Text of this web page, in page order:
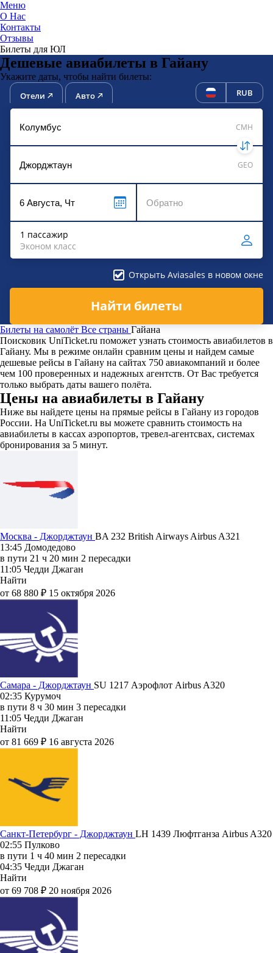
Меню
О Нас
Контакты
Отзывы
Билеты для ЮЛ
Дешевые авиабилеты в Гайану
Укажите даты, чтобы найти билеты:
Отели Авто RUB
CMH
GEO
1 пассажир
Эконом класс
Открыть Aviasales в новом окне
Найти билеты
Билеты на самолёт Все страны Гайана
Поисковик UniTicket.ru поможет узнать стоимость авиабилетов в
Гайану. Мы в режиме онлайн сравним цены и найдем самые
дешевые рейсы в Гайану на сайтах 750 авиакомпаний и более
чем 100 проверенных и надежных агентств. От Вас требуется
только выбрать даты вашего полёта.
Цены на авиабилеты в Гайану
Ниже вы найдете цены на прямые рейсы в Гайану из городов
России. На UniTicket.ru вы можете сравнить стоимость на
авиабилеты в кассах аэропортов, тревел-агентсвах, системах
бронирования за 5 минут.
Москва - Джорджтаун BA 232 British Airways Airbus A321
13:45 Домодедово
в пути 21 ч 20 мин 2 пересадки
11:05 Чедди Джаган
Найти
от 68 880 ₽ 15 октября 2026
Самара - Джорджтаун SU 1217 Аэрофлот Airbus A320
02:35 Курумоч
в пути 8 ч 30 мин 3 пересадки
11:05 Чедди Джаган
Найти
от 81 669 ₽ 16 августа 2026
Санкт-Петербург - Джорджтаун LH 1439 Люфтганза Airbus A320
02:55 Пулково
в пути 1 ч 40 мин 2 пересадки
04:35 Чедди Джаган
Найти
от 69 708 ₽ 20 ноября 2026